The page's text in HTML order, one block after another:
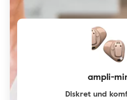
ampli-
Diskret und